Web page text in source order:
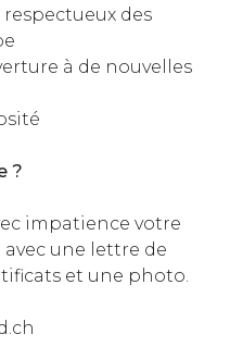
des
à de nouvelles
?
impatience votre
une lettre de
et une photo.